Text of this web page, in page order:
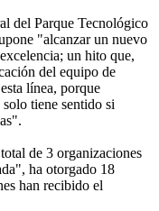
del Parque Tecnológico
"alcanzar un nuevo
un hito que,
del equipo de
línea, porque
tiene sentido si
de 3 organizaciones
ha otorgado 18
han recibido el